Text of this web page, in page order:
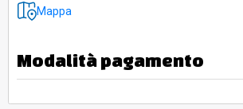
Mappa
Modalità pagamento